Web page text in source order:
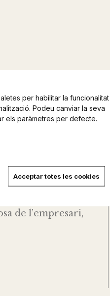
a l’empresa,
de la
de l’empresari,
per habilitar la funcionalitat
Podeu canviar la seva
els paràmetres per defecte.
Acceptar totes les cookies